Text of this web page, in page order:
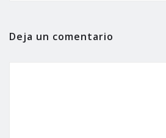
Deja un comentario